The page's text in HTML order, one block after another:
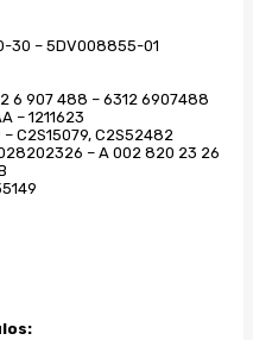
30 – 5DV008855-01
6 907 488 – 6312 6907488
– 1211623
– C2S15079, C2S52482
– A 002 820 23 26